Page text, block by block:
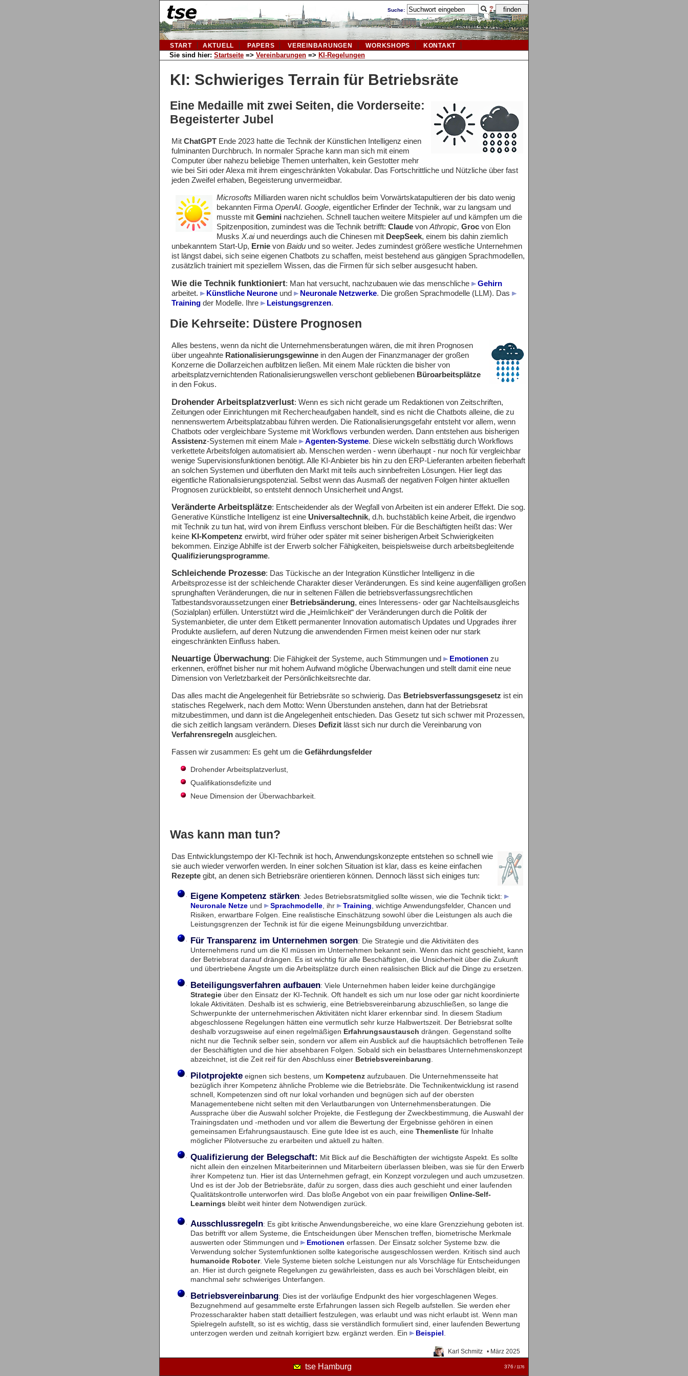
Suche:
START AKTUELL PAPERS VEREINBARUNGEN WORKSHOPS
KONTAKT
Sie sind hier: Startseite => Vereinbarungen => KI-Regelungen
KI: Schwieriges Terrain für Betriebsräte
Eine Medaille mit zwei Seiten, die Vorderseite:
Begeisterter Jubel
Mit ChatGPT Ende 2023 hatte die Technik der Künstlichen Intelligenz einen
fulminanten Durchbruch. In normaler Sprache kann man sich mit einem
Computer über nahezu beliebige Themen unterhalten, kein Gestotter mehr
wie bei Siri oder Alexa mit ihrem eingeschränkten Vokabular. Das Fortschrittliche und Nützliche über fast
jeden Zweifel erhaben, Begeisterung unvermeidbar.
Microsofts Milliarden waren nicht schuldlos beim Vorwärtskatapultieren der bis dato wenig
bekannten Firma OpenAI. Google, eigentlicher Erfinder der Technik, war zu langsam und
musste mit Gemini nachziehen. Schnell tauchen weitere Mitspieler auf und kämpfen um die
Spitzenposition, zumindest was die Technik betrifft: Claude von Athropic, Groc von Elon
Musks X.aiund neuerdings auch die Chinesen mit DeepSeek, einem bis dahin ziemlich
unbekanntem Start-Up, Ernie von Baidu und so weiter. Jedes zumindest größere westliche Unternehmen
ist längst dabei, sich seine eigenen Chatbots zu schaffen, meist bestehend aus gängigen Sprachmodellen,
zusätzlich trainiert mit speziellem Wissen, das die Firmen für sich selber ausgesucht haben.
Wie die Technik funktioniert: Man hat versucht, nachzubauen wie das menschliche
Gehirn
arbeitet.
Künstliche Neurone und Neuronale Netzwerke. Die großen Sprachmodelle (LLM). Das
Training der Modelle. Ihre Leistungsgrenzen.
Die Kehrseite: Düstere Prognosen
Alles bestens, wenn da nicht die Unternehmensberatungen wären, die mit ihren Prognosen
über ungeahnte Rationalisierungsgewinne in den Augen der Finanzmanager der großen
Konzerne die Dollarzeichen aufblitzen ließen. Mit einem Male rückten die bisher von
arbeitsplatzvernichtenden Rationalisierungswellen verschont gebliebenen Büroarbeitsplätze
in den Fokus.
Drohender Arbeitsplatzverlust: Wenn es sich nicht gerade um Redaktionen von Zeitschriften,
Zeitungen oder Einrichtungen mit Rechercheaufgaben handelt, sind es nicht die Chatbots alleine, die zu
nennenswertem Arbeitsplatzabbau führen werden. Die Rationalisierungsgefahr entsteht vor allem, wenn
Chatbots oder vergleichbare Systeme mit Workflows verbunden werden. Dann entstehen aus bisherigen
Assistenz-Systemen mit einem Male Agenten-Systeme. Diese wickeln selbsttätig durch Workflows
verkettete Arbeitsfolgen automatisiert ab. Menschen werden - wenn überhaupt - nur noch für vergleichbar
wenige Supervisionsfunktionen benötigt. Alle KI-Anbieter bis hin zu den ERP-Lieferanten arbeiten fieberhaft
an solchen Systemen und überfluten den Markt mit teils auch sinnbefreiten Lösungen. Hier liegt das
eigentliche Rationalisierungspotenzial. Selbst wenn das Ausmaß der negativen Folgen hinter aktuellen
Prognosen zurückbleibt, so entsteht dennoch Unsicherheit und Angst.
Veränderte Arbeitsplätze: Entscheidender als der Wegfall von Arbeiten ist ein anderer Effekt. Die sog.
Generative Künstliche Intelligenz ist eine Universaltechnik, d.h. buchstäblich keine Arbeit, die irgendwo
mit Technik zu tun hat, wird von ihrem Einfluss verschont bleiben. Für die Beschäftigten heißt das: Wer
keine KI-Kompetenz erwirbt, wird früher oder später mit seiner bisherigen Arbeit Schwierigkeiten
bekommen. Einzige Abhilfe ist der Erwerb solcher Fähigkeiten, beispielsweise durch arbeitsbegleitende
Qualifizierungsprogramme.
Schleichende Prozesse: Das Tückische an der Integration Künstlicher Intelligenz in die
Arbeitsprozesse ist der schleichende Charakter dieser Veränderungen. Es sind keine augenfälligen großen
sprunghaften Veränderungen, die nur in seltenen Fällen die betriebsverfassungsrechtlichen
Tatbestandsvoraussetzungen einer Betriebsänderung, eines Interessens- oder gar Nachteilsausgleichs
(Sozialplan) erfüllen. Unterstützt wird die „Heimlichkeit“ der Veränderungen durch die Politik der
Systemanbieter, die unter dem Etikett permanenter Innovation automatisch Updates und Upgrades ihrer
Produkte ausliefern, auf deren Nutzung die anwendenden Firmen meist keinen oder nur stark
eingeschränkten Einfluss haben.
Neuartige Überwachung: Die Fähigkeit der Systeme, auch Stimmungen und Emotionen zu
erkennen, eröffnet bisher nur mit hohem Aufwand mögliche Überwachungen und stellt damit eine neue
Dimension von Verletzbarkeit der Persönlichkeitsrechte dar.
Das alles macht die Angelegenheit für Betriebsräte so schwierig. Das Betriebsverfassungsgesetz ist ein
statisches Regelwerk, nach dem Motto: Wenn Überstunden anstehen, dann hat der Betriebsrat
mitzubestimmen, und dann ist die Angelegenheit entschieden. Das Gesetz tut sich schwer mit Prozessen,
die sich zeitlich langsam verändern. Dieses Defizit lässt sich nur durch die Vereinbarung von
Verfahrensregeln ausgleichen.
Fassen wir zusammen: Es geht um die Gefährdungsfelder
Drohender Arbeitsplatzverlust,
Qualifikationsdefizite und
Neue Dimension der Überwachbarkeit.
Was kann man tun?
Das Entwicklungstempo der KI-Technik ist hoch, Anwendungskonzepte entstehen so schnell wie
sie auch wieder verworfen werden. In einer solchen Situation ist klar, dass es keine einfachen
Rezepte gibt, an denen sich Betriebsräre orientieren können. Dennoch lässt sich einiges tun:
Eigene Kompetenz stärken: Jedes Betriebsratsmitglied sollte wissen, wie die Technik tickt:
Neuronale Netze und Sprachmodelle , ihr Training , wichtige Anwendungsfelder, Chancen und
Risiken, erwartbare Folgen. Eine realistische Einschätzung sowohl über die Leistungen als auch die
Leistungsgrenzen der Technik ist für die eigene Meinungsbildung unverzichtbar.
Für Transparenz im Unternehmen sorgen: Die Strategie und die Aktivitäten des
Unternehmens rund um die KI müssen im Unternehmen bekannt sein. Wenn das nicht geschieht, kann
der Betriebsrat darauf drängen. Es ist wichtig für alle Beschäftigten, die Unsicherheit über die Zukunft
und übertriebene Ängste um die Arbeitsplätze durch einen realisischen Blick auf die Dinge zu ersetzen.
Beteiligungsverfahren aufbauen: Viele Unternehmen haben leider keine durchgängige
Strategie über den Einsatz der KI-Technik. Oft handelt es sich um nur lose oder gar nicht koordinierte
lokale Aktivitäten. Deshalb ist es schwierig, eine Betriebsvereinbarung abzuschließen, so lange die
Schwerpunkte der unternehmerischen Aktivitäten nicht klarer erkennbar sind. In diesem Stadium
abgeschlossene Regelungen hätten eine vermutlich sehr kurze Halbwertszeit. Der Betriebsrat sollte
deshalb vorzugsweise auf einen regelmäßigen Erfahrungsaustausch drängen. Gegenstand sollte
nicht nur die Technik selber sein, sondern vor allem ein Ausblick auf die hauptsächlich betroffenen Teile
der Beschäftigten und die hier absehbaren Folgen. Sobald sich ein belastbares Unternehmenskonzept
abzeichnet, ist die Zeit reif für den Abschluss einer Betriebsvereinbarung
Pilotprojekte eignen sich bestens, um Kompetenz aufzubauen. Die Unternehmensseite hat
bezüglich ihrer Kompetenz ähnliche Probleme wie die Betriebsräte. Die Technikentwicklung ist rasend
schnell, Kompetenzen sind oft nur lokal vorhanden und begnügen sich auf der obersten
Managementebene nicht selten mit den Verlautbarungen von Unternehmensberatungen. Die
Aussprache über die Auswahl solcher Projekte, die Festlegung der Zweckbestimmung, die Auswahl der
Trainingsdaten und -methoden und vor allem die Bewertung der Ergebnisse gehören in einen
gemeinsamen Erfahrungsaustausch. Eine gute Idee ist es auch, eine Themenliste für Inhalte
möglicher Pilotversuche zu erarbeiten und aktuell zu halten.
Qualifizierung der Belegschaft: Mit Blick auf die Beschäftigten der wichtigste Aspekt. Es sollte
nicht allein den einzelnen Mitarbeiterinnen und Mitarbeitern überlassen bleiben, was sie für den Erwerb
ihrer Kompetenz tun. Hier ist das Unternehmen gefragt, ein Konzept vorzulegen und auch umzusetzen.
Und es ist der Job der Betriebsräte, dafür zu sorgen, dass dies auch geschieht und einer laufenden
Qualitätskontrolle unterworfen wird. Das bloße Angebot von ein paar freiwilligen Online-Self-
Learnings bleibt weit hinter dem Notwendigen zurück.
Ausschlussregeln: Es gibt kritische Anwendungsbereiche, wo eine klare Grenzziehung geboten ist.
Das betrifft vor allem Systeme, die Entscheidungen über Menschen treffen, biometrische Merkmale
auswerten oder Stimmungen und
Emotionen erfassen. Der Einsatz solcher Systeme bzw. die
Verwendung solcher Systemfunktionen sollte kategorische ausgeschlossen werden. Kritisch sind auch
humanoide Roboter. Viele Systeme bieten solche Leistungen nur als Vorschläge für Entscheidungen
an. Hier ist durch geignete Regelungen zu gewährleisten, dass es auch bei Vorschlägen bleibt, ein
manchmal sehr schwieriges Unterfangen.
Betriebsvereinbarung: Dies ist der vorläufige Endpunkt des hier vorgeschlagenen Weges.
Bezugnehmend auf gesammelte erste Erfahrungen lassen sich Regelb aufstellen. Sie werden eher
Prozesscharakter haben statt detailliert festzulegen, was erlaubt und was nicht erlaubt ist. Wenn man
Spielregeln aufstellt, so ist es wichtig, dass sie verständlich formuliert sind, einer laufenden Bewertung
unterzogen werden und zeitnah korrigiert bzw. ergänzt werden. Ein
Beispiel
Karl Schmitz • März 2025
tse Hamburg 376 / 1176